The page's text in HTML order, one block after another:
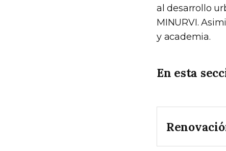
al desarrollo
MINURVI.
y academia.
En esta